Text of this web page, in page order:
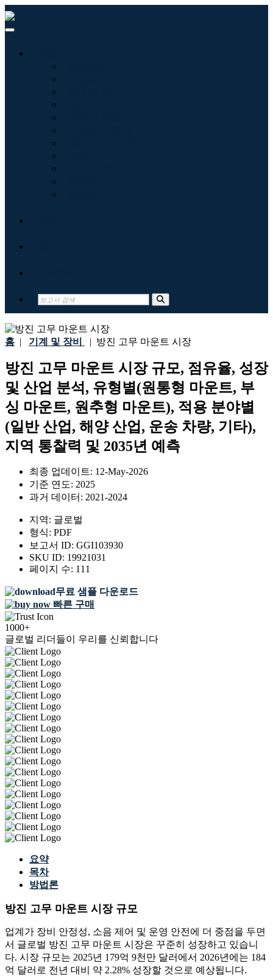
홈 | 기계 및 장비 | 방진 고무 마운트 시장
방진 고무 마운트 시장 규모, 점유율, 성장
및 산업 분석, 유형별(원통형 마운트, 부
싱 마운트, 원추형 마운트), 적용 분야별
(일반 산업, 해양 산업, 운송 차량, 기타),
지역 통찰력 및 2035년 예측
최종 업데이트: 12-May-2026
기준 연도: 2025
과거 데이터: 2021-2024
지역: 글로벌
형식: PDF
보고서 ID: GGI103930
SKU ID: 19921031
페이지 수: 111
무료 샘플 다운로드
빠른 구매
1000+
글로벌 리더들이 우리를 신뢰합니다
요약
목차
방법론
방진 고무 마운트 시장 규모
업계가 장비 안정성, 소음 제어 및 운영 안전에 더 중점을 두면
서 글로벌 방진 고무 마운트 시장은 꾸준히 성장하고 있습니
다. 시장 규모는 2025년 179억 9천만 달러에서 2026년에는 184
억 달러로 전년 대비 약 2.28% 성장할 것으로 예상됩니다.